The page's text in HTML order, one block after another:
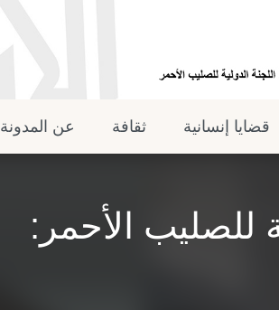
قضايا إنسانية ثقافة عن المدونة
للصليب الأحمر: